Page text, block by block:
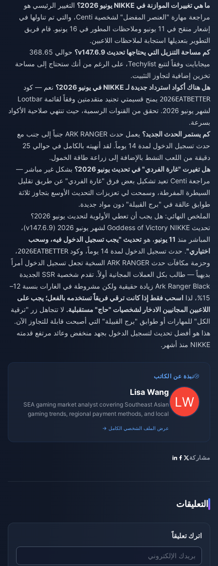
ما هي تغييرات الموازنة في NIKKE يونيو 2026؟
التغيير الرئيسي هو
مراجعة مهارة "العنصر المفضل" لشخصية Centi، والتي تم تناولها في
إشعار منقح في 11 يونيو وملاحظات المطور في 16 يونيو. قام فريق
التطوير بتعديلها استجابة لملاحظات اللاعبين.
كم مساحة التنزيل التي يحتاجها تحديث v147.6.9؟
حوالي 368.65
ميجابايت وفقاً لتتبع Techylist، على الرغم من أنك ستحتاج إلى مساحة
تخزين إضافية لتجاوز التثبيت.
هل هناك أكواد استرداد جديدة لـ NIKKE في يونيو 2026؟
نعم — كود
2026EATBETTER
يمنح قسيمتي تجنيد متقدمتين وفقاً لقائمة Lootbar
لشهر يونيو 2026. تحقق من القنوات الرسمية، حيث تنتهي صلاحية الأكواد
بسرعة.
كم يستمر الحدث الجديد؟
يعمل حدث ARK RANGER جنباً إلى جنب مع
حدث تسجيل الدخول لمدة 14 يوماً. لقد أنهيته بالكامل في حوالي 25
دقيقة من اللعب النشط بالإضافة إلى زراعة طاقة الخمول.
هل تغيرت "غارة الفردي" في تحديث يونيو 2026؟
بشكل غير مباشر —
مراجعة Centi تعيد تشكيل بعض فرق "غارة الفردي" عن طريق تقليل
السيطرة المفرطة، وسمحت لي تعزيزات التحديث الأوسع بتجاوز ثلاثة
طوابق عالقة في "برج القبيلة" دون مواد جديدة.
الملخص النهائي: هل يجب أن تعطي الأولوية لتحديث يونيو 2026؟
تحديث Goddess of Victory NIKKE لشهر يونيو 2026 (v147.6.9)،
المباشر منذ 11 يونيو ، هو تحديث "يجب تسجيل الدخول فيه، وسحب
اختياري". حدث تسجيل الدخول لمدة 14 يوماً، وكود 2026EATBETTER،
وحزمة مكافآت حدث ARK RANGER السخية تجعل تسجيل الدخول أمراً
بديهياً — طالب بكل العملات المجانية أولاً. تقدم شخصية SSR الجديدة
Ark Ranger Black زيادة حقيقية ولكن مشروطة في الغارات بنسبة 12–
15%، لذا
اسحب فقط إذا كانت ترقي فريقاً تستخدمه بالفعل؛ يجب على
اللاعبين المجانيين الادخار لشخصيات "حاج" مستقبلية. لا تتجاهل زر "ترقية
الكل" للمهارات أو طوابق "برج القبيلة" التي أصبحت قابلة للتجاوز الآن.
هذا هو أفضل تحديث لتسجيل الدخول بجهد منخفض وعائد مرتفع قدمته
NIKKE منذ أشهر.
نبذة عن الكاتب
Lisa Wang
SEA gaming market analyst covering Southeast Asian
gaming trends, regional payment methods, and local
عرض الملف الشخصي الكامل →
مشاركة
التعليقات
اترك تعليقاً